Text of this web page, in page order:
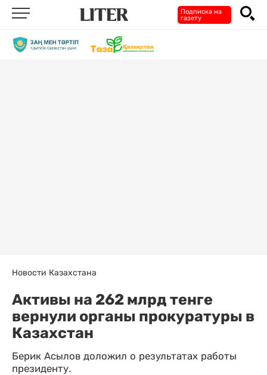
Подписка на
газету
Новости Казахстана
Активы на 262 млрд тенге
вернули органы прокуратуры в
Казахстан
Берик Асылов доложил о результатах работы
президенту.